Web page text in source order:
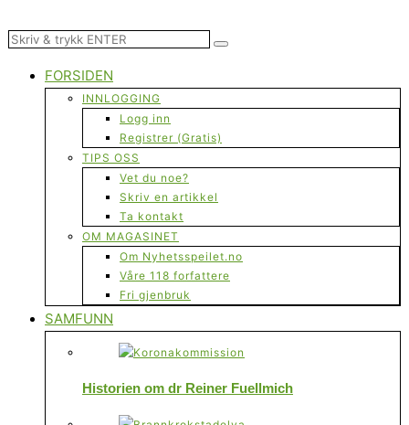
FORSIDEN
INNLOGGING
Logg inn
Registrer (Gratis)
TIPS OSS
Vet du noe?
Skriv en artikkel
Ta kontakt
OM MAGASINET
Om Nyhetsspeilet.no
Våre 118 forfattere
Fri gjenbruk
SAMFUNN
Historien om dr Reiner Fuellmich